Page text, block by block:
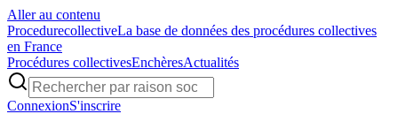
Aller au contenu
ProcedurecollectiveLa base de données des procédures collectives
en France
Procédures collectivesEnchèresActualités
ConnexionS'inscrire